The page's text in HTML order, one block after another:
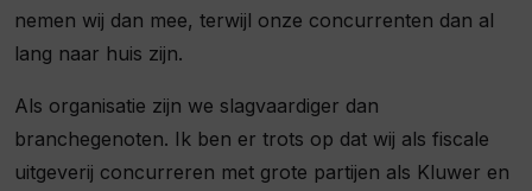
nemen wij dan mee, terwijl onze concurrenten dan al
lang naar huis zijn.
Als organisatie zijn we slagvaardiger dan
branchegenoten. Ik ben er trots op dat wij als fiscale
uitgeverij concurreren met grote partijen als Kluwer en